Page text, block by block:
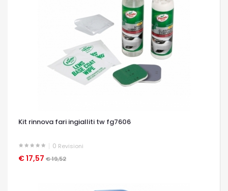
Kit rinnova fari ingialliti tw fg7606
0 Revisioni
€ 17,57 € 19,52
OCCHIATA VELOCE